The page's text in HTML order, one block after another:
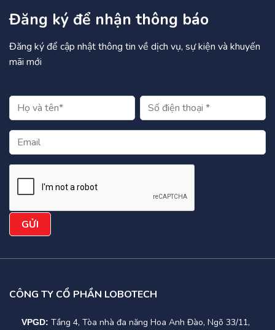
Đăng ký để nhận thông báo
Đăng ký để cập nhật thông tin về dịch vụ, sự kiện và khuyến
mãi mới
CÔNG TY CỔ PHẦN LOBOTECH
VPGD: Tầng 4, Tòa nhà đa năng Hoa Anh Đào, Ngõ 33/11,